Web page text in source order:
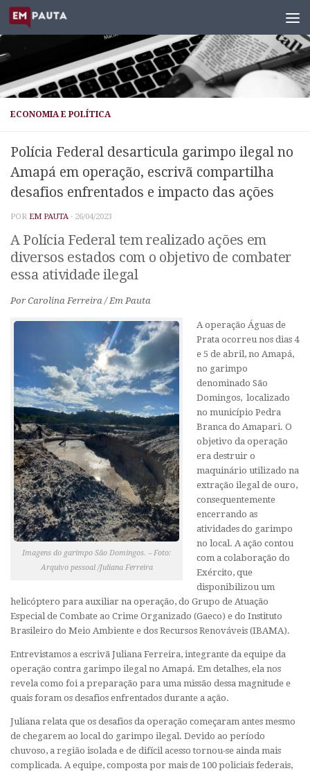
Skip to content
ECONOMIA E POLÍTICA
Polícia Federal desarticula garimpo ilegal no
Amapá em operação, escrivã compartilha
desafios enfrentados e impacto das ações
POR EM PAUTA · 26/04/2023
A Polícia Federal tem realizado ações em
diversos estados com o objetivo de combater
essa atividade ilegal
Por Carolina Ferreira / Em Pauta
Imagens do garimpo São Domingos. – Foto:
Arquivo pessoal /Juliana Ferreira
A operação Águas de
Prata ocorreu nos dias 4
e 5 de abril, no Amapá,
no garimpo
denominado São
Domingos, localizado
no município Pedra
Branca do Amapari. O
objetivo da operação
era destruir o
maquinário utilizado na
extração ilegal de ouro,
consequentemente
encerrando as
atividades do garimpo
no local. A ação contou
com a colaboração do
Exército, que
disponibilizou um
helicóptero para auxiliar na operação, do Grupo de Atuação
Especial de Combate ao Crime Organizado (Gaeco) e do Instituto
Brasileiro do Meio Ambiente e dos Recursos Renováveis (IBAMA).
Entrevistamos a escrivã Juliana Ferreira, integrante da equipe da
operação contra garimpo ilegal no Amapá. Em detalhes, ela nos
revela como foi a preparação para uma missão dessa magnitude e
quais foram os desafios enfrentados durante a ação.
Juliana relata que os desafios da operação começaram antes mesmo
de chegarem ao local do garimpo ilegal. Devido ao período
chuvoso, a região isolada e de difícil acesso tornou-se ainda mais
complicada. A equipe, composta por mais de 100 policiais federais,